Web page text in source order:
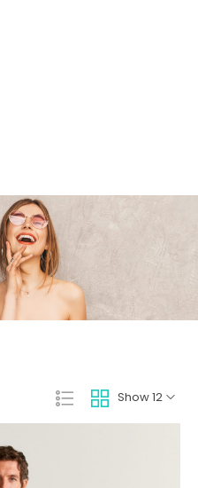
Show 12